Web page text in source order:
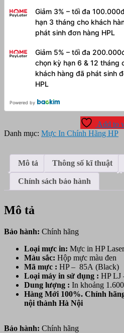
Giảm 3% – tối đa
hạn 3 tháng cho khách
phát sinh đơn hàng HPL
Giảm 5% – tối đa
chọn kỳ hạn 6 & 12 tháng
khách hàng đã phát sinh
HPL
Powered by
Add to
Danh mục: Mực In Chính Hãng HP
Mô tả Thông số kĩ thuật
Chính sách bảo hành
Mô tả
Bảo hành: Chính hãng
Loại mực in: Mực in HP
Màu sắc: Hộp mực màu đen
Mã mực : HP – 85A (Black)
Loại máy in sử dụng : HP LJ
Dung lượng : In khoảng
Hàng Mới 100%. Chính
nội thành Hà Nội
Bảo hành: Chính hãng